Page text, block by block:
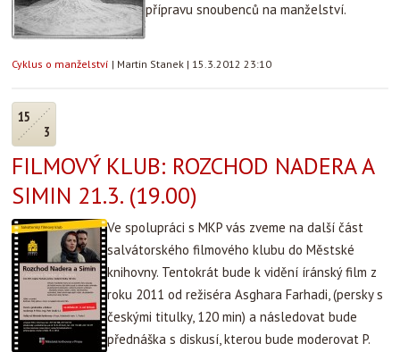
přípravu snoubenců na manželství.
Cyklus o manželství | Martin Stanek | 15.3.2012 23:10
15
3
FILMOVÝ KLUB: ROZCHOD NADERA A
SIMIN 21.3. (19.00)
Ve spolupráci s MKP vás zveme na další část
salvátorského filmového klubu do Městské
knihovny. Tentokrát bude k vidění íránský film z
roku 2011 od režiséra Asghara Farhadi, (persky s
českými titulky, 120 min) a následovat bude
přednáška s diskusí, kterou bude moderovat P.